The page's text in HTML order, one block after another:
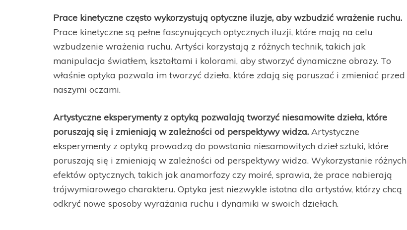
Prace kinetyczne często wykorzystują optyczne iluzje, aby wzbudzić wrażenie ruchu.
Prace kinetyczne są pełne fascynujących optycznych iluzji, które mają na celu
wzbudzenie wrażenia ruchu. Artyści korzystają z różnych technik, takich jak
manipulacja światłem, kształtami i kolorami, aby stworzyć dynamiczne obrazy. To
właśnie optyka pozwala im tworzyć dzieła, które zdają się poruszać i zmieniać przed
naszymi oczami.
Artystyczne eksperymenty z optyką pozwalają tworzyć niesamowite dzieła, które
poruszają się i zmieniają w zależności od perspektywy widza. Artystyczne
eksperymenty z optyką prowadzą do powstania niesamowitych dzieł sztuki, które
poruszają się i zmieniają w zależności od perspektywy widza. Wykorzystanie różnych
efektów optycznych, takich jak anamorfozy czy moiré, sprawia, że prace nabierają
trójwymiarowego charakteru. Optyka jest niezwykle istotna dla artystów, którzy chcą
odkryć nowe sposoby wyrażania ruchu i dynamiki w swoich dziełach.